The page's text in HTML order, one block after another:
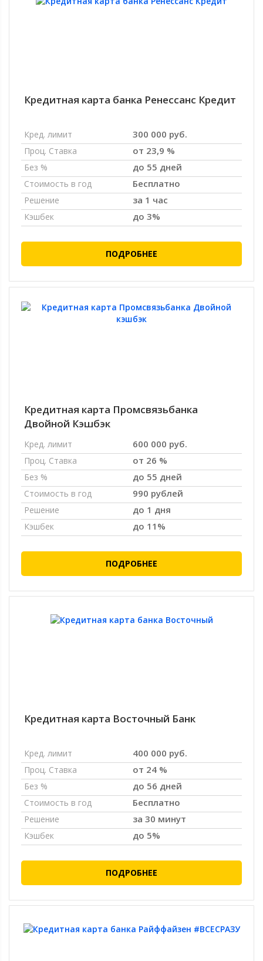
Кредитная карта банка Ренессанс Кредит
Кред. лимит 300 000 руб.
Проц. Ставка от 23,9 %
Без % до 55 дней
Стоимость в год Бесплатно
Решение за 1 час
Кэшбек до 3%
ПОДРОБНЕЕ
Кредитная карта Промсвязьбанка
Двойной Кэшбэк
Кред. лимит 600 000 руб.
Проц. Ставка от 26 %
Без % до 55 дней
Стоимость в год 990 рублей
Решение до 1 дня
Кэшбек до 11%
ПОДРОБНЕЕ
Кредитная карта Восточный Банк
Кред. лимит 400 000 руб.
Проц. Ставка от 24 %
Без % до 56 дней
Стоимость в год Бесплатно
Решение за 30 минут
Кэшбек до 5%
ПОДРОБНЕЕ